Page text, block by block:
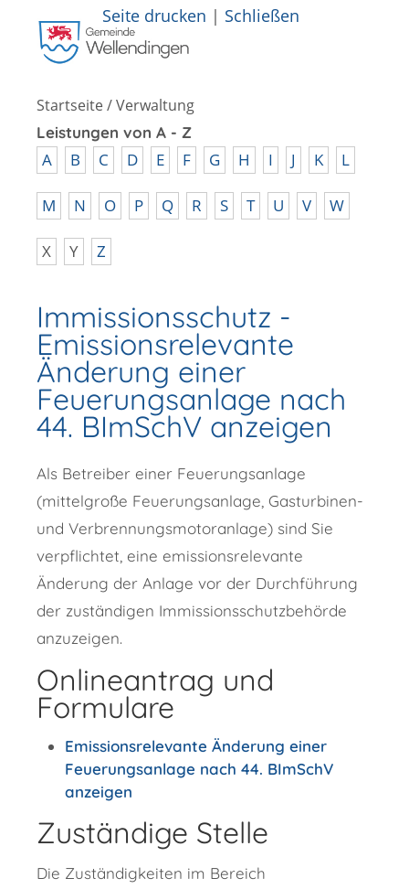
Seite drucken | Schließen
Startseite/Verwaltung
Leistungen von A - Z
A B C D E F G H I J K L
M N O P Q R S T U V W
X Y Z
Immissionsschutz -
Emissionsrelevante
Änderung einer
Feuerungsanlage nach
44. BImSchV anzeigen
Als Betreiber einer Feuerungsanlage
(mittelgroße Feuerungsanlage, Gasturbinen-
und Verbrennungsmotoranlage) sind Sie
verpflichtet, eine emissionsrelevante
Änderung der Anlage vor der Durchführung
der zuständigen Immissionsschutzbehörde
anzuzeigen.
Onlineantrag und
Formulare
Emissionsrelevante Änderung einer
Feuerungsanlage nach 44. BImSchV
anzeigen
Zuständige Stelle
Die Zuständigkeiten im Bereich